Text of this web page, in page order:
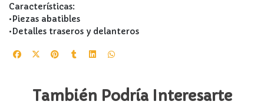
Características:
•Piezas abatibles
•Detalles traseros y delanteros
También Podría Interesarte